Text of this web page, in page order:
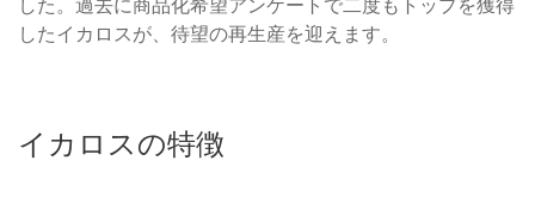
したイカロスが、待望の再生産を迎えます。
イカロスの特徴